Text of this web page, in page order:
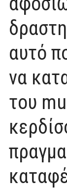
αυτό
να
του